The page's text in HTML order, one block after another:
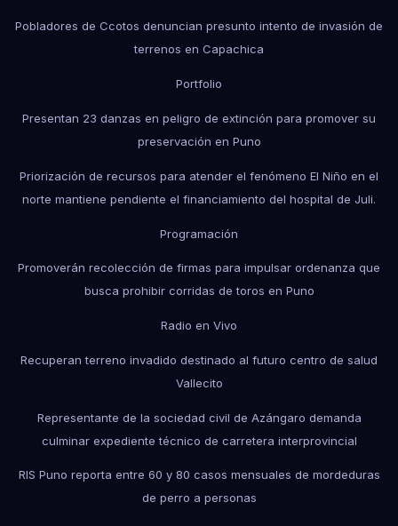
Pobladores de Ccotos denuncian presunto intento de invasión de
terrenos en Capachica
Portfolio
Presentan 23 danzas en peligro de extinción para promover su
preservación en Puno
Priorización de recursos para atender el fenómeno El Niño en el
norte mantiene pendiente el financiamiento del hospital de Juli.
Programación
Promoverán recolección de firmas para impulsar ordenanza que
busca prohibir corridas de toros en Puno
Radio en Vivo
Recuperan terreno invadido destinado al futuro centro de salud
Vallecito
Representante de la sociedad civil de Azángaro demanda
culminar expediente técnico de carretera interprovincial
RIS Puno reporta entre 60 y 80 casos mensuales de mordeduras
de perro a personas